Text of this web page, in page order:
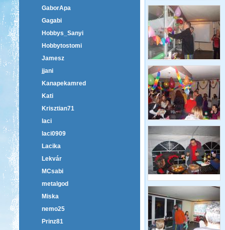
GaborApa
Gagabi
Hobbys_Sanyi
Hobbytostomi
Jamesz
jjani
Kanapekamred
Kati
Krisztian71
laci
laci0909
Lacika
Lekvár
MCsabi
metalgod
Miska
nemo25
Prinz81